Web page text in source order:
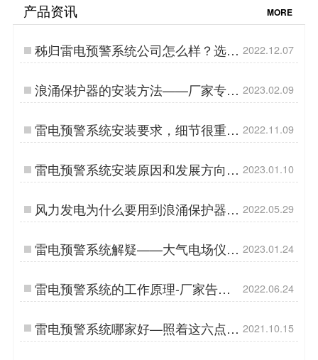
产品资讯 MORE
秭归雷电预警系统公司怎么样？选购
要点介绍！【易造防雷】…
2022.12.07
浪涌保护器的安装方法——厂家专业
指导【易造防雷】…
2023.02.09
雷电预警系统安装要求，细节很重
要！【易造防雷】…
2022.11.09
雷电预警系统安装原因和发展方向-
看向未来【易造防雷】…
2023.01.10
风力发电为什么要用到浪涌保护器-
重不重要看这里【杭州易造】…
2022.05.29
雷电预警系统解疑——大气电场仪知
识解答【易造防雷】…
2023.01.24
雷电预警系统的工作原理-厂家告诉
你【杭州易造】…
2022.06.24
雷电预警系统哪家好—照着这六点选
不花冤枉钱【易造防雷】…
2021.10.15